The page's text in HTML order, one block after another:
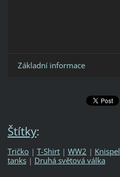
Základní informace
Štítky:
Tričko | T-Shirt | WW2 | Knispel
tanks | Druhá světová válka